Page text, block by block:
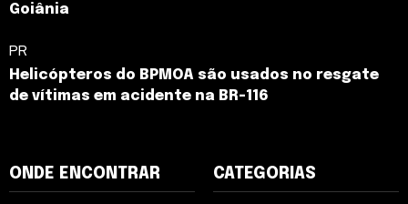
Goiânia
PR
Helicópteros do BPMOA são usados no resgate
de vítimas em acidente na BR-116
ONDE ENCONTRAR CATEGORIAS